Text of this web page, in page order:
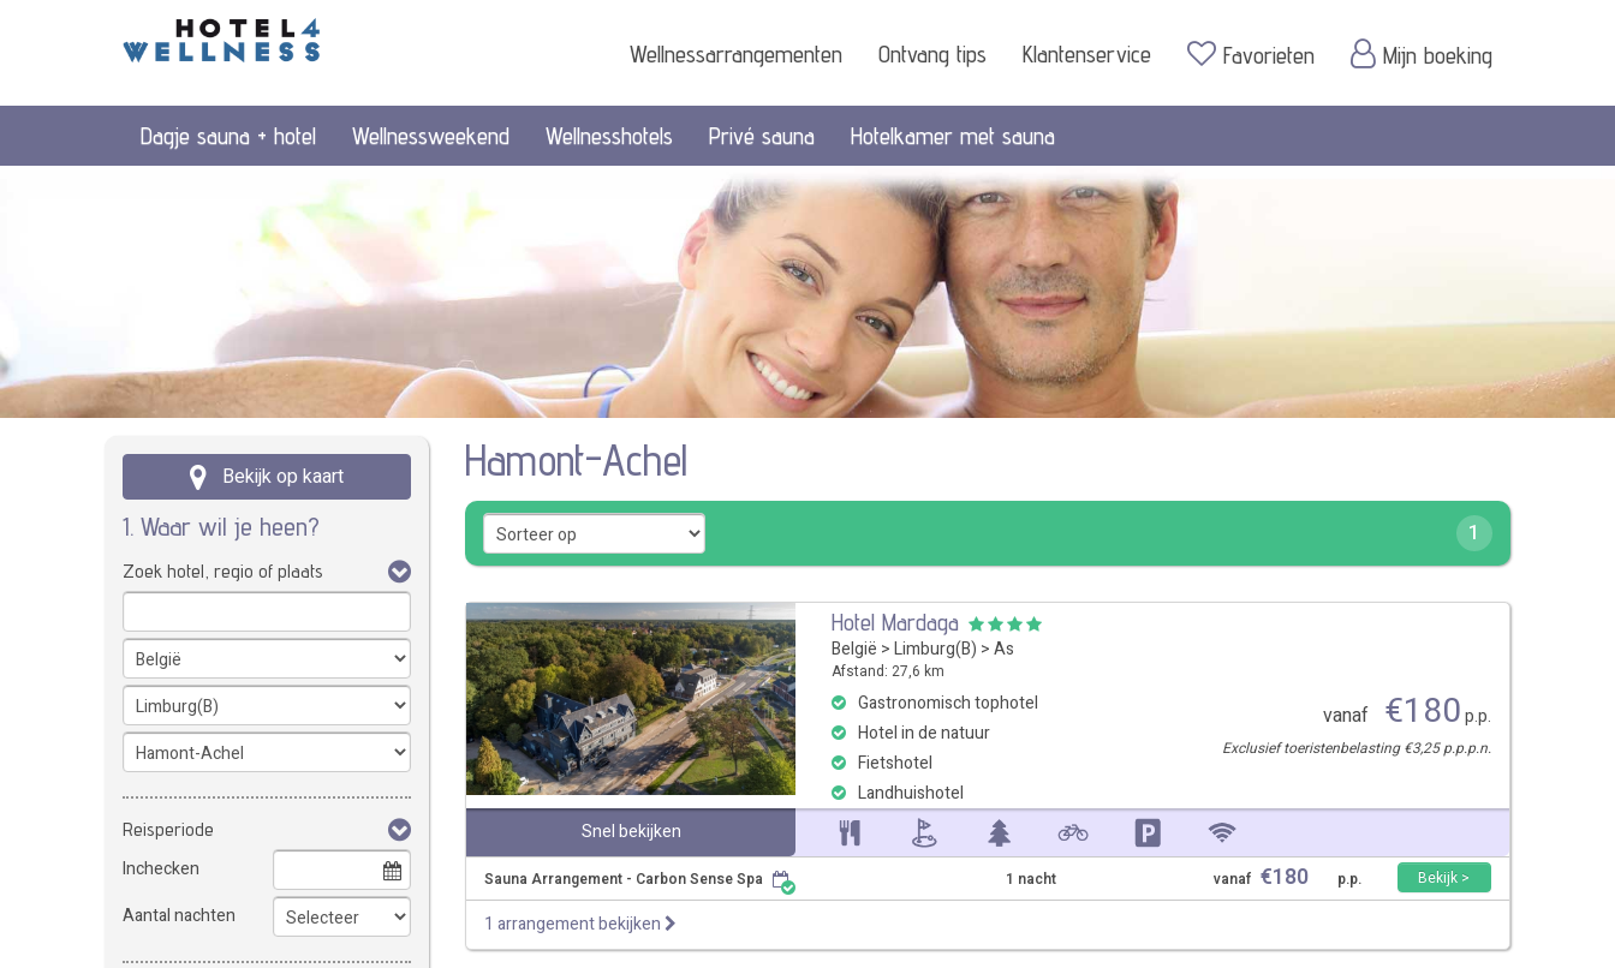
Wellnessarrangementen Ontvang tips Klantenservice Favorieten Mijn boeking
Dagje sauna + hotel Wellnessweekend Wellnesshotels Privé sauna Hotelkamer met sauna
Bekijk op kaart
1. Waar wil je heen?
Zoek hotel, regio of plaats
Reisperiode
Inchecken
Aantal nachten
Hamont-Achel
1
Hotel Mardaga
België > Limburg(B) > As
Afstand: 27,6 km
Gastronomisch tophotel
Hotel in de natuur
Fietshotel
Landhuishotel
vanaf €180p.p.
Exclusief toeristenbelasting €3,25 p.p.p.n.
Snel bekijken
Sauna Arrangement - Carbon Sense Spa 1 nacht vanaf €180 p.p. Bekijk >
1 arrangement bekijken